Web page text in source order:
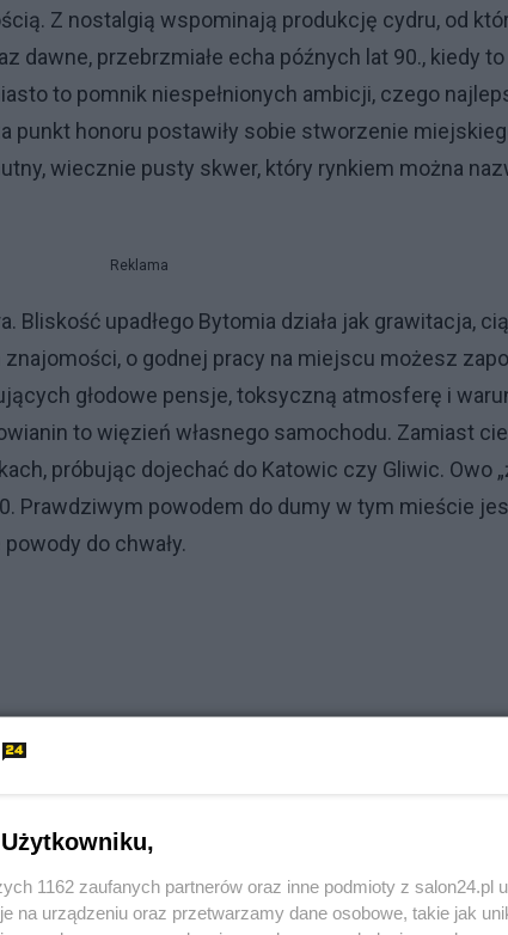
Z nostalgią wspominają produkcję cydru, od
dawne, przebrzmiałe echa późnych lat 90., kiedy
to pomnik niespełnionych ambicji, czego
punkt honoru postawiły sobie stworzenie
wiecznie pusty skwer, który rynkiem można
Reklama
upadłego Bytomia działa jak grawitacja,
o godnej pracy na miejscu możesz
głodowe pensje, toksyczną atmosferę i
to więzień własnego samochodu. Zamiast
próbując dojechać do Katowic czy Gliwic. Owo
Prawdziwym powodem do dumy w tym mieście
do chwały.
1162 zaufanych partnerów oraz inne podmioty z salon24.pl
na urządzeniu oraz przetwarzamy dane osobowe, takie jak